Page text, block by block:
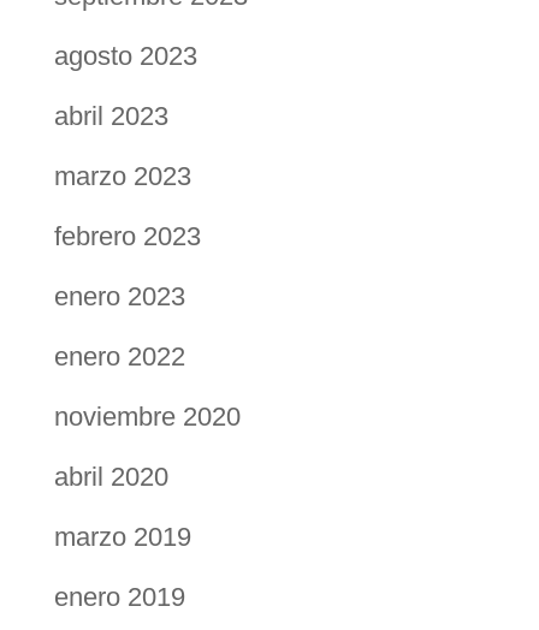
agosto 2023
abril 2023
marzo 2023
febrero 2023
enero 2023
enero 2022
noviembre 2020
abril 2020
marzo 2019
enero 2019